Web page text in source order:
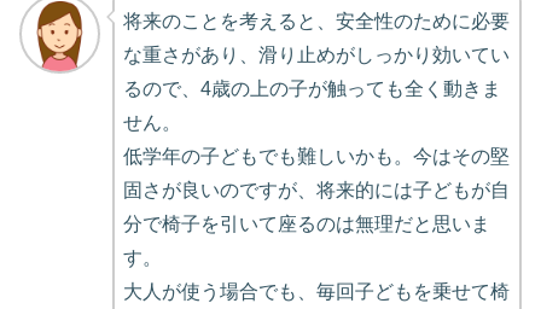
将来のことを考えると、安全性のために必要
な重さがあり、滑り止めがしっかり効いてい
るので、4歳の上の子が触っても全く動きま
せん。
低学年の子どもでも難しいかも。今はその堅
固さが良いのですが、将来的には子どもが自
分で椅子を引いて座るのは無理だと思いま
す。
大人が使う場合でも、毎回子どもを乗せて椅